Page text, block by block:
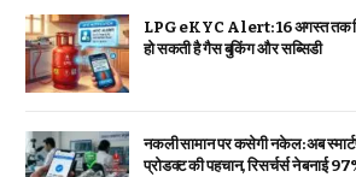
LPG eKYC Alert: 16 अगस्त तक
हो सकती है गैस बुकिंग और सब्सिडी
नकली सामान पर कसेगी नकेल: अब
प्रोडक्ट की पहचान, रिसर्चर्स ने बनाई